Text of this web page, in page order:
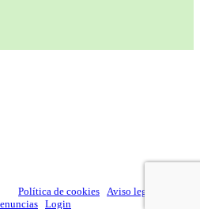
Política de cookies Aviso legal
Login